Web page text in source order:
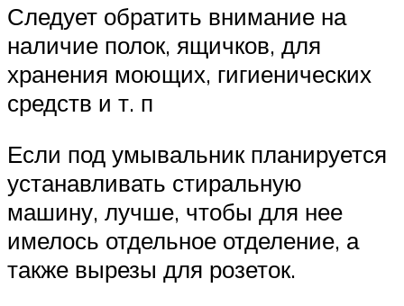
Следует обратить внимание на
наличие полок, ящичков, для
хранения моющих, гигиенических
средств и т. п
Если под умывальник планируется
устанавливать стиральную
машину, лучше, чтобы для нее
имелось отдельное отделение, а
также вырезы для розеток.